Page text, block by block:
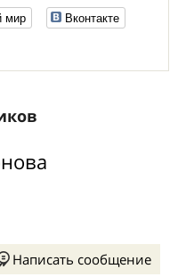
мир
Вконтакте
Написать сообщение